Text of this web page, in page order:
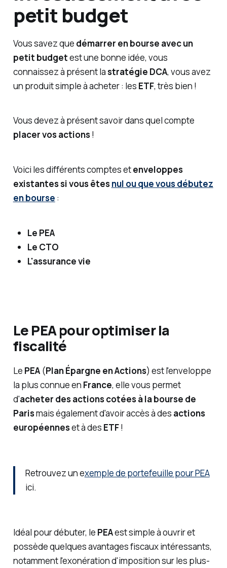
petit budget
Vous savez que démarrer en bourse avec un
petit budgetest une bonne idée, vous
connaissez à présent lastratégie DCA, vous avez
un produit simple à acheter : les ETF, très bien !
Vous devez à présent savoir dans quel compte
placer vos actions!
Voici les différents comptes etenveloppes
existantes si vous êtesnul ou que vous débutez
en bourse :
Le PEA
Le CTO
L'assurance vie
Le PEA pour optimiser la
fiscalité
Le PEA(Plan Épargne en Actions) est l'enveloppe
la plus connue en France, elle vous permet
d'acheter des actions cotées à la bourse de
Parismais également d'avoir accès à des actions
européenneset à des ETF!
Retrouvez un exemple de portefeuille pour PEA
ici.
Idéal pour débuter, le PEAest simple à ouvrir et
possède quelques avantages fiscaux intéressants,
notamment l'exonération d'imposition sur les plus-